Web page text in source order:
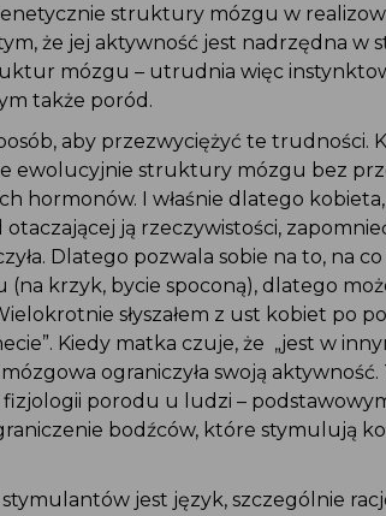
struktury mózgu w
że jej aktywność jest nadrzędna w
mózgu – utrudnia więc
także poród.
aby przezwyciężyć te trudności.
ewolucyjnie struktury mózgu bez
hormonów. I właśnie dlatego
otaczającej ją rzeczywistości,
Dlatego pozwala sobie na to, na
(na krzyk, bycie spoconą), dlatego
słyszałem z ust kobiet po
Kiedy matka czuje, że „jest w
ograniczyła swoją aktywność.
porodu u ludzi –
bodźców, które stymulują
jest język, szczególnie